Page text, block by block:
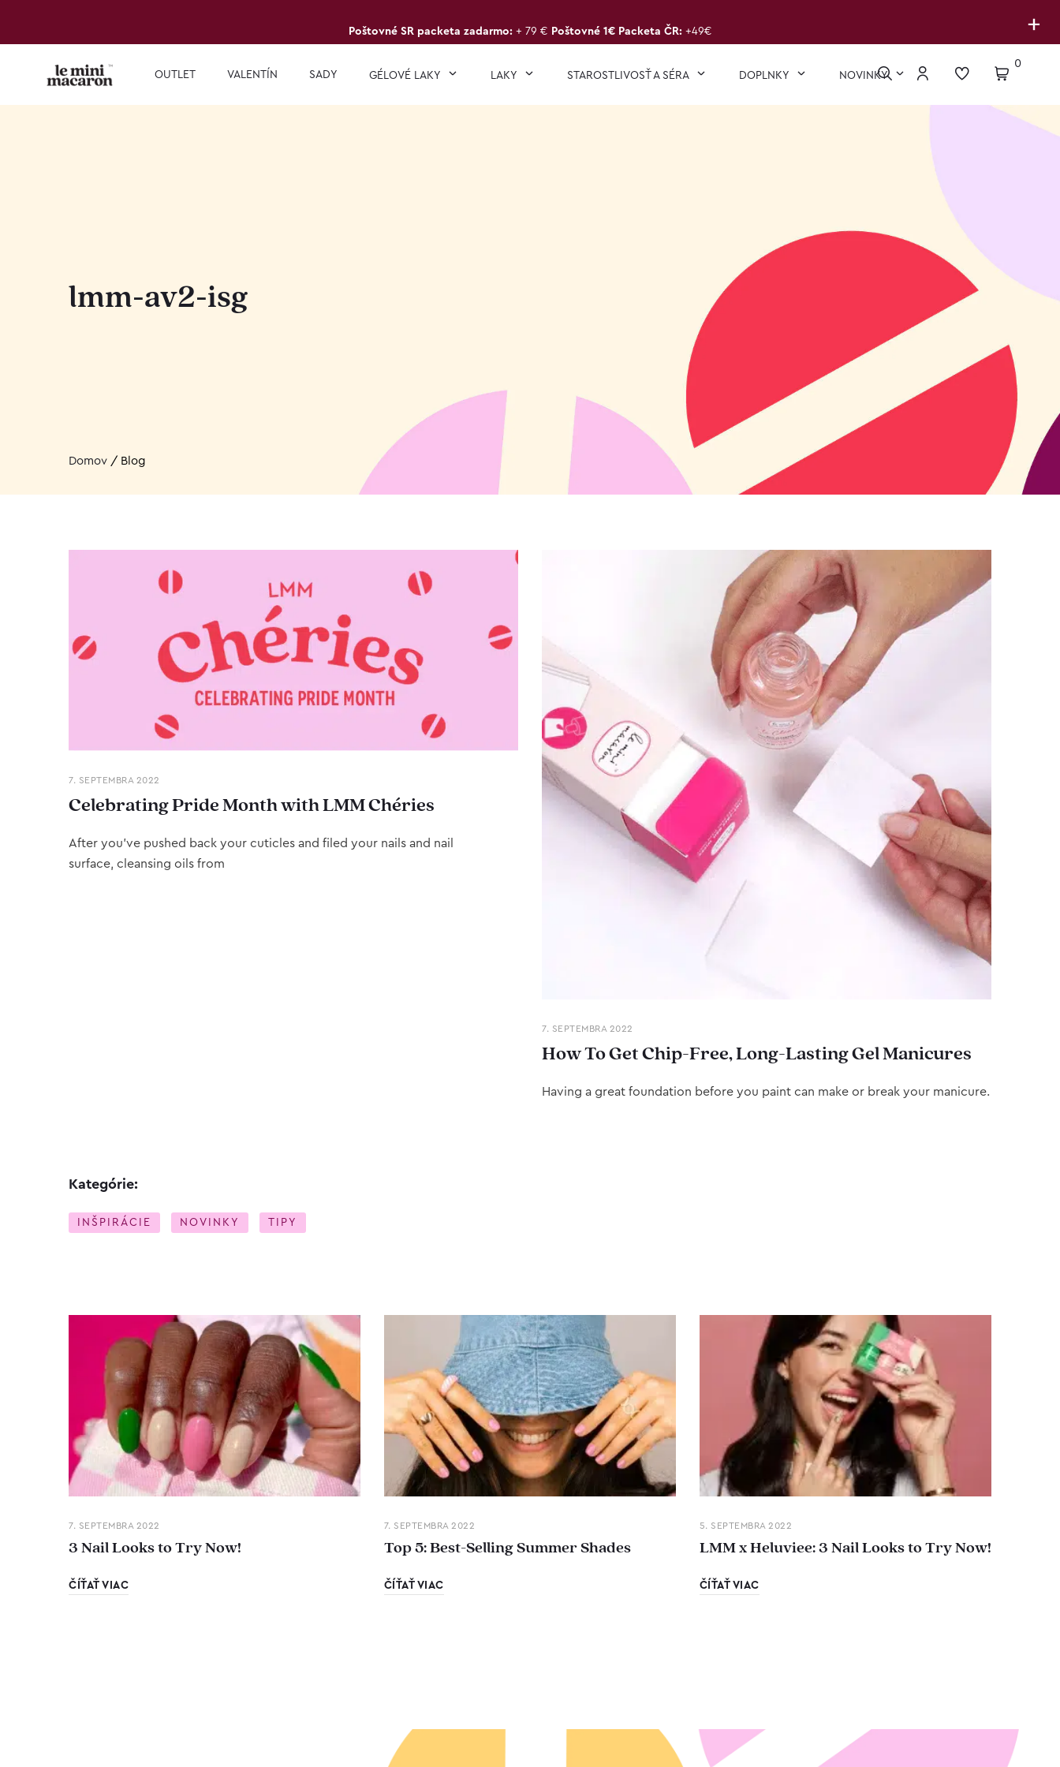
+
Poštovné SR packeta zadarmo: + 79 € Poštovné 1€ Packeta ČR: +49€
OUTLET VALENTÍN SADY GÉLOVÉ LAKY LAKY STAROSTLIVOSŤ A SÉRA DOPLNKY NOVINKY
0
lmm-av2-isg
Domov / Blog
7. SEPTEMBRA 2022
Celebrating Pride Month with LMM Chéries
After you’ve pushed back your cuticles and filed your nails and nail
surface, cleansing oils from
7. SEPTEMBRA 2022
How To Get Chip-Free, Long-Lasting Gel Manicures
Having a great foundation before you paint can make or break your manicure.
Kategórie:
INŠPIRÁCIE NOVINKY TIPY
7. SEPTEMBRA 2022
3 Nail Looks to Try Now!
ČÍŤAŤ VIAC
7. SEPTEMBRA 2022
Top 5: Best-Selling Summer Shades
ČÍŤAŤ VIAC
5. SEPTEMBRA 2022
LMM x Heluviee: 3 Nail Looks to Try Now!
ČÍŤAŤ VIAC